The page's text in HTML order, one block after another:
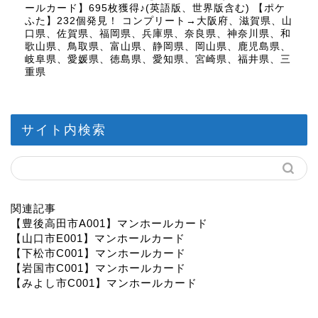
ールカード】695枚獲得♪(英語版、世界版含む) 【ポケ
ふた】232個発見！ コンプリート→大阪府、滋賀県、山
口県、佐賀県、福岡県、兵庫県、奈良県、神奈川県、和
歌山県、鳥取県、富山県、静岡県、岡山県、鹿児島県、
岐阜県、愛媛県、徳島県、愛知県、宮崎県、福井県、三
重県
サイト内検索
関連記事
【豊後高田市A001】マンホールカード
【山口市E001】マンホールカード
【下松市C001】マンホールカード
【岩国市C001】マンホールカード
【みよし市C001】マンホールカード